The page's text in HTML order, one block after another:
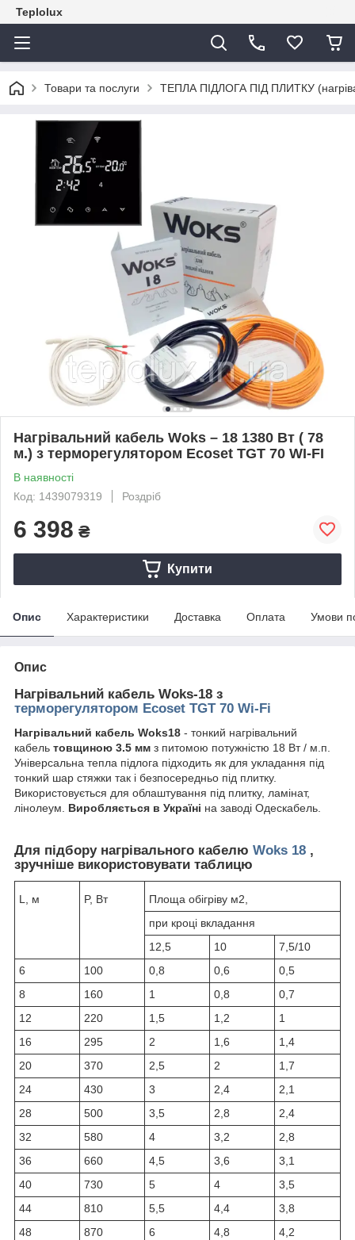
Teplolux
Товари та послуги ТЕПЛА ПІДЛОГА ПІД ПЛИТКУ
Нагрівальний кабель Woks – 18 1380 Вт ( 78
м.) з терморегулятором Ecoset TGT 70 WI-FI
В наявності
Код: 1439079319
Роздріб
6 398 ₴
Купити
Опис Характеристики Доставка Оплата Умови
Опис
Нагрівальний кабель Woks-18 з
терморегулятором Ecoset TGT 70 Wi-Fi
Нагрівальний кабель Woks18 - тонкий нагрівальний
кабель товщиною 3.5 мм з питомою потужністю 18 Вт / м.п.
Універсальна тепла підлога підходить як для укладання під
тонкий шар стяжки так і безпосередньо під плитку.
Використовується для облаштування під плитку, ламінат,
лінолеум. Виробляється в Україні на заводі Одескабель.
Для підбору нагрівального кабелю Woks 18 ,
зручніше використовувати таблицю
L, м P, Вт
Площа обігріву м2,
при кроці вкладання
12,5
10
7,5/10
6
100 0,8 0,6
0,5
8
160 1 0,8
0,7
12
220 1,5 1,2
1
16
295 2 1,6
1,4
20
370 2,5 2
1,7
24
430 3 2,4
2,1
28
500 3,5 2,8
2,4
32
580 4 3,2
2,8
36
660 4,5 3,6
3,1
40
730 5 4
3,5
44
810 5,5 4,4
3,8
48
870 6 4,8
4,2